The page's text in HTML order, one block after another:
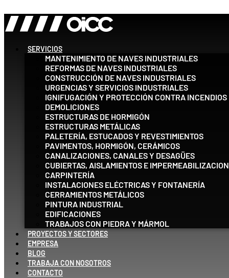
SERVICIOS
MANTENIMIENTO DE NAVES INDUSTRIALES
REFORMAS DE NAVES INDUSTRIALES
CONSTRUCCIÓN DE NAVES INDUSTRIALES
URGENCIAS Y SERVICIOS INDUSTRIALES
IGNIFUGACIÓN Y PROTECCIÓN CONTRA INCENDIOS
DEMOLICIONES
ESTRUCTURAS DE HORMIGÓN
ESTRUCTURAS METÁLICAS
PALETERÍA, ESTUCADOS Y REVESTIMIENTOS
PAVIMENTOS, HORMIGÓN, CERÁMICOS
CANALIZACIONES, CANALES Y DESAGÜES
CUBIERTAS, AISLAMIENTOS E
CARPINTERÍA
INSTALACIONES ELÉCTRICAS Y FONTANERÍA
CERRAMIENTOS METÁLICOS
PINTURA INDUSTRIAL
EDIFICACIONES
TRABAJOS CON PIEDRA Y MÁRMOL
PROYECTOS Y SECTORES
EMPRESA
BLOG
TRABAJA CON NOSOTROS
CONTACTO